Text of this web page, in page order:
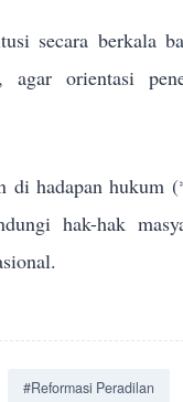
secara berkala
agar orientasi
di hadapan
hak-hak
#Reformasi Peradilan